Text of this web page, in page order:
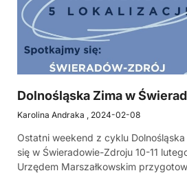
Dolnośląska Zima w
Karolina Andraka 2024-02-08
Ostatni weekend z cyklu
się w Świeradowie-Zdroju 10-11
Urzędem Marszałkowskim